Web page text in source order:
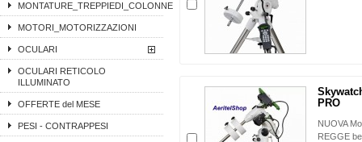
MONTATURE_TREPPIEDI_COLONNE
MOTORI_MOTORIZZAZIONI
OCULARI
OCULARI RETICOLO
ILLUMINATO
OFFERTE del MESE
PESI - CONTRAPPESI
PRO
NUOVA
REGGE